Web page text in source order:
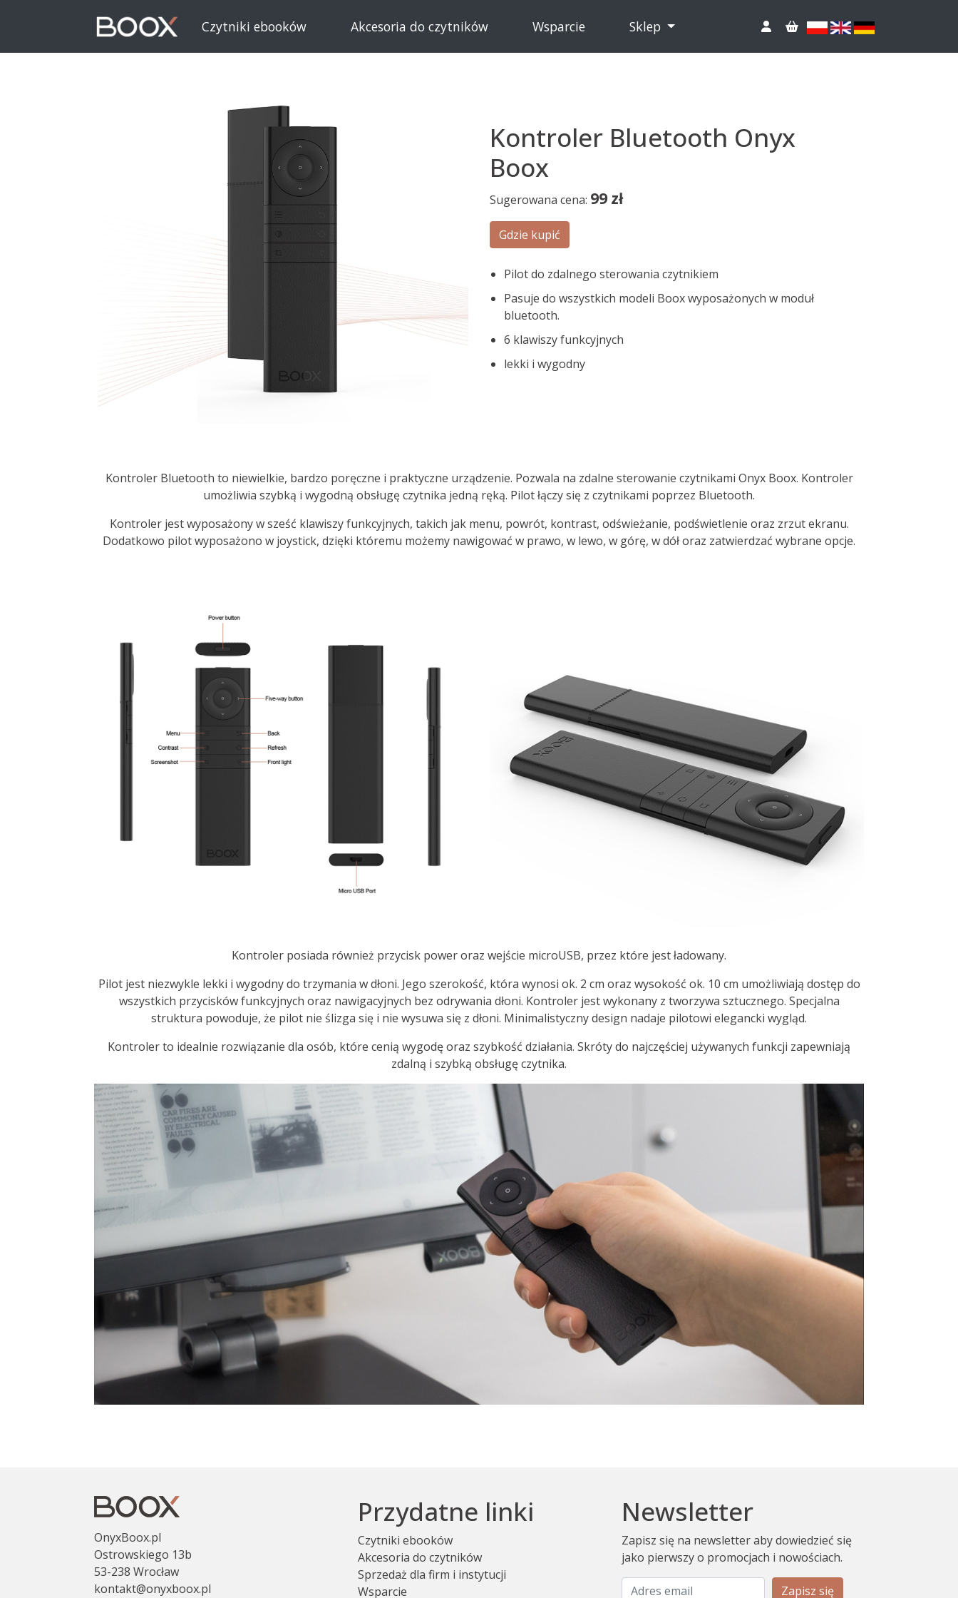
Czytniki ebooków Akcesoria do czytników Wsparcie Sklep
Kontroler Bluetooth Onyx
Boox
Sugerowana cena: 99zł
Gdzie kupić
Pilot do zdalnego sterowania czytnikiem
Pasuje do wszystkich modeli Boox wyposażonych w moduł
bluetooth.
6 klawiszy funkcyjnych
lekki i wygodny
Kontroler Bluetooth to niewielkie, bardzo poręczne i praktyczne urządzenie. Pozwala na zdalne sterowanie czytnikami Onyx Boox. Kontroler
umożliwia szybką i wygodną obsługę czytnika jedną ręką. Pilot łączy się z czytnikami poprzez Bluetooth.
Kontroler jest wyposażony w sześć klawiszy funkcyjnych, takich jak menu, powrót, kontrast, odświeżanie, podświetlenie oraz zrzut ekranu.
Dodatkowo pilot wyposażono w joystick, dzięki któremu możemy nawigować w prawo, w lewo, w górę, w dół oraz zatwierdzać wybrane opcje.
Kontroler posiada również przycisk power oraz wejście microUSB, przez które jest ładowany.
Pilot jest niezwykle lekki i wygodny do trzymania w dłoni. Jego szerokość, która wynosi ok. 2 cm oraz wysokość ok. 10 cm umożliwiają dostęp do
wszystkich przycisków funkcyjnych oraz nawigacyjnych bez odrywania dłoni. Kontroler jest wykonany z tworzywa sztucznego. Specjalna
struktura powoduje, że pilot nie ślizga się i nie wysuwa się z dłoni. Minimalistyczny design nadaje pilotowi elegancki wygląd.
Kontroler to idealnie rozwiązanie dla osób, które cenią wygodę oraz szybkość działania. Skróty do najczęściej używanych funkcji zapewniają
zdalną i szybką obsługę czytnika.
OnyxBoox.pl
Ostrowskiego 13b
53-238 Wrocław
kontakt@onyxboox.pl
Przydatne linki
Czytniki ebooków
Akcesoria do czytników
Sprzedaż dla firm i instytucji
Wsparcie
Newsletter
Zapisz się na newsletter aby dowiedzieć się
jako pierwszy o promocjach i nowościach.
Zapisz się